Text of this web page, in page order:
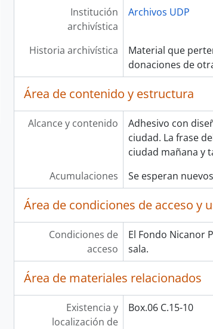
Institución
archivística
Archivos UDP
Historia archivística
Material que
donaciones de
Área de contenido y estructura
Alcance y contenido
Adhesivo con
ciudad. La frase
ciudad mañana y
Acumulaciones
Se esperan
Área de condiciones de acceso y
Condiciones de
acceso
El Fondo Nicanor
sala.
Área de materiales relacionados
Existencia y
localización de
Box.06 C.15-10